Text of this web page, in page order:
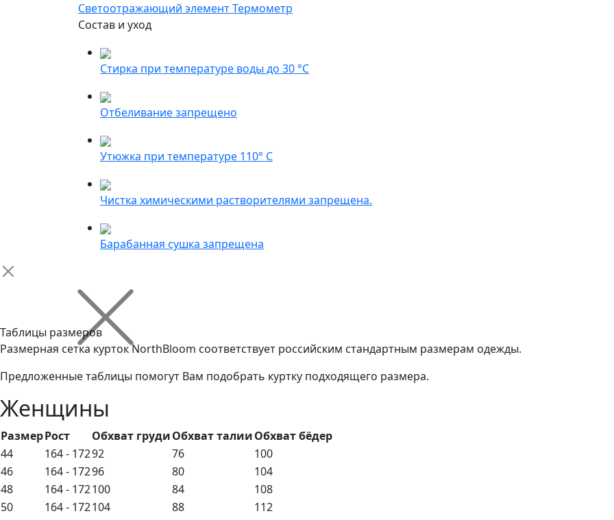
Светоотражающий элементТермометр
Состав и уход
Стирка при температуре воды до 30 °C
Отбеливание запрещено
Утюжка при температуре 110° С
Чистка химическими растворителями запрещена.
Барабанная сушка запрещена
Таблицы размеров
Размерная сетка курток NorthBloom соответствует российским стандартным размерам одежды.
Предложенные таблицы помогут Вам подобрать куртку подходящего размера.
Женщины
РазмерРост Обхват грудиОбхват талииОбхват бёдер
44
164 - 17292 76
100
46
164 - 17296 80
104
48
164 - 172100 84
108
50
164 - 172104 88
112